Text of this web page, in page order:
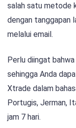
salah satu metode
dengan tanggapan
melalui email.
Perlu diingat
sehingga Anda
Xtrade dalam
Portugis, Jerman,
jam 7 hari.